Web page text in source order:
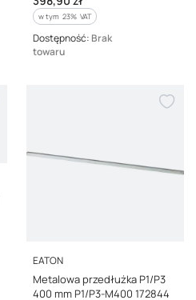
w tym %s VAT
w tym 23% VAT
Dostępność: Brak
towaru
PRODUCENT
EATON
Metalowa przedłużka P1/P3
400 mm P1/P3-M400 172844